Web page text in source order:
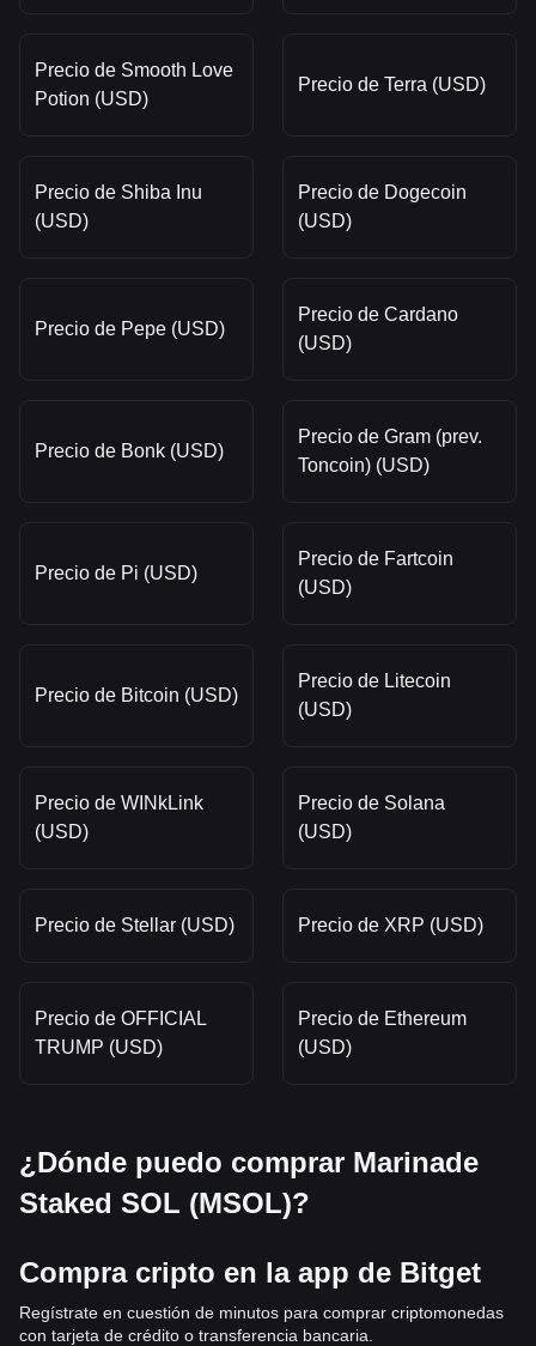
Precio de Smooth Love
Potion (USD)
Precio de Terra (USD)
Precio de Shiba Inu
(USD)
Precio de Dogecoin
(USD)
Precio de Pepe (USD)
Precio de Cardano
(USD)
Precio de Bonk (USD)
Precio de Gram (prev.
Toncoin) (USD)
Precio de Pi (USD)
Precio de Fartcoin
(USD)
Precio de Bitcoin (USD)
Precio de Litecoin
(USD)
Precio de WINkLink
(USD)
Precio de Solana
(USD)
Precio de Stellar (USD) Precio de XRP (USD)
Precio de OFFICIAL
TRUMP (USD)
Precio de Ethereum
(USD)
¿Dónde puedo comprar Marinade
Staked SOL (MSOL)?
Compra cripto en la app de Bitget
Regístrate en cuestión de minutos para comprar criptomonedas
con tarjeta de crédito o transferencia bancaria.